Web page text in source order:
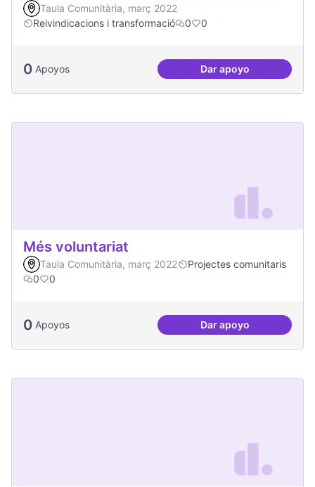
Taula Comunitària, març 2022
Reivindicacions i transformació
0 0
0 Apoyos Dar apoyo
Millorar la
Més voluntariat
Taula Comunitària, març 2022
Projectes comunitaris
0
0
0 Apoyos Dar apoyoMés voluntariat